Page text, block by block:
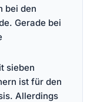
bei den
Gerade bei
sieben
ist für den
Allerdings